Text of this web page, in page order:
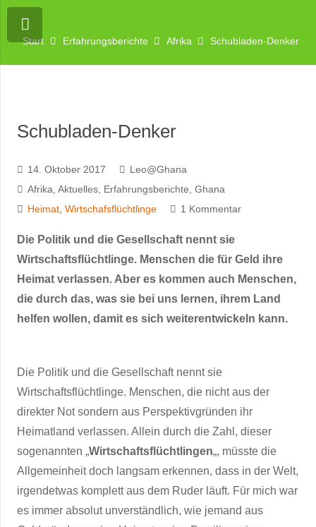
Start Erfahrungsberichte Afrika Schubladen-Denker
Schubladen-Denker
14. Oktober 2017
Leo@Ghana
Afrika Aktuelles, Erfahrungsberichte Ghana
Heimat, Wirtschafsflüchtlinge 1 Kommentar
Die Politik und die Gesellschaft nennt sie
Wirtschaftsflüchtlinge. Menschen die für Geld ihre
Heimat verlassen. Aber es kommen auch Menschen,
die durch das, was sie bei uns lernen, ihrem Land
helfen wollen, damit es sich weiterentwickeln kann.
Die Politik und die Gesellschaft nennt sie
Wirtschaftsflüchtlinge. Menschen, die nicht aus der
direkter Not sondern aus Perspektivgründen ihr
Heimatland verlassen. Allein durch die Zahl, dieser
sogenannten „Wirtschaftsflüchtlingen„, müsste die
Allgemeinheit doch langsam erkennen, dass in der Welt,
irgendetwas komplett aus dem Ruder läuft. Für mich war
es immer absolut unverständlich, wie jemand aus